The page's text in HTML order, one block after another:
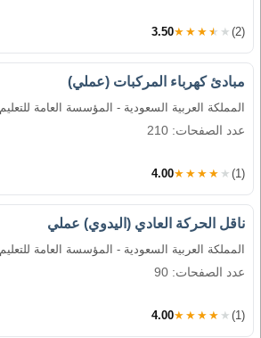
3.50★★★★★ (2)
مبادئ كهرباء المركبات (عملي)
المملكة العربية السعودية - المؤسسة العامة للتعليم
عدد الصفحات: 210
4.00★★★★★ (1)
ناقل الحركة العادي (اليدوي) عملي
المملكة العربية السعودية - المؤسسة العامة للتعليم
عدد الصفحات: 90
4.00★★★★★ (1)